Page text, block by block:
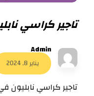
تاجير كراسي
Admin
يناير 8, 2024
تاجير كراسي نابليون